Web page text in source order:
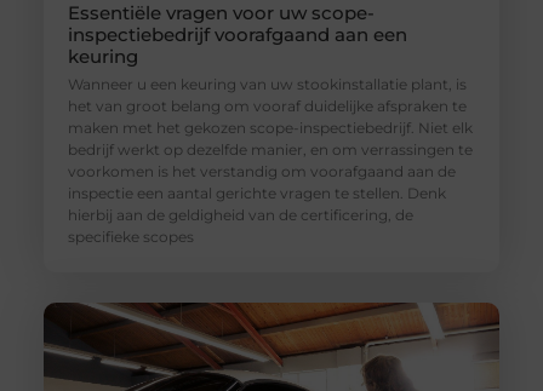
Essentiële vragen voor uw scope-
inspectiebedrijf voorafgaand aan een
keuring
Wanneer u een keuring van uw stookinstallatie plant, is
het van groot belang om vooraf duidelijke afspraken te
maken met het gekozen scope-inspectiebedrijf. Niet elk
bedrijf werkt op dezelfde manier, en om verrassingen te
voorkomen is het verstandig om voorafgaand aan de
inspectie een aantal gerichte vragen te stellen. Denk
hierbij aan de geldigheid van de certificering, de
specifieke scopes